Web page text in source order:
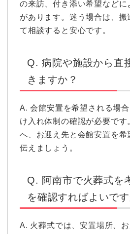
の来訪、付き添い希望などに
があります。迷う場合は、搬
て相談すると安心です。
Q. 病院や施設から直
きますか？
A. 会館安置を希望される場
け入れ体制の確認が必要です
へ、お迎え先と会館安置を希
伝えましょう。
Q. 阿南市で火葬式を
を確認すればよいです
A. 火葬式では、安置場所、